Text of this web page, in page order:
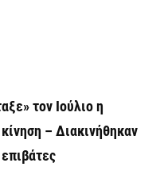
τον Ιούλιο η
– Διακινήθηκαν